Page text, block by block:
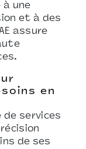
à une
et à des
assure
en
de services
de ses